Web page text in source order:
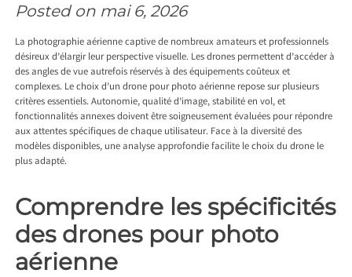
Posted on mai 6, 2026
La photographie aérienne captive de nombreux amateurs et professionnels
désireux d’élargir leur perspective visuelle. Les drones permettent d’accéder à
des angles de vue autrefois réservés à des équipements coûteux et
complexes. Le choix d’un drone pour photo aérienne repose sur plusieurs
critères essentiels. Autonomie, qualité d’image, stabilité en vol, et
fonctionnalités annexes doivent être soigneusement évaluées pour répondre
aux attentes spécifiques de chaque utilisateur. Face à la diversité des
modèles disponibles, une analyse approfondie facilite le choix du drone le
plus adapté.
Comprendre les spécificités
des drones pour photo
aérienne